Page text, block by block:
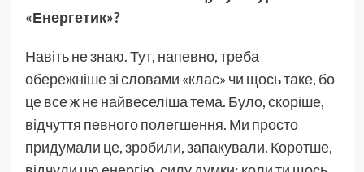
«Енергетик»?
Навіть не знаю. Тут, напевно, треба
обережніше зі словами «клас» чи щось таке, бо
це все ж не найвеселіша тема. Було, скоріше,
відчуття певного полегшення. Ми просто
придумали це, зробили, запакували. Коротше,